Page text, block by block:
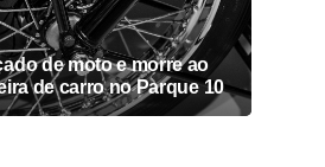
de moto e morre ao
de carro no Parque 10